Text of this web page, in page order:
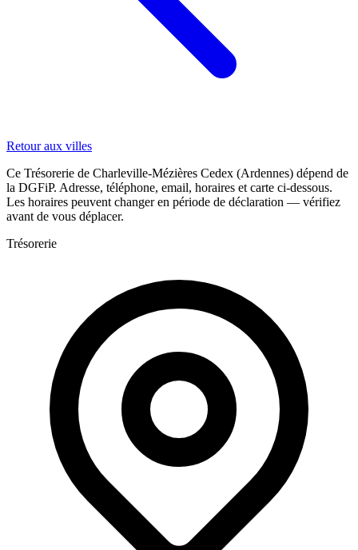
Retour aux villes
Ce Trésorerie de Charleville-Mézières Cedex (Ardennes) dépend de
la DGFiP. Adresse, téléphone, email, horaires et carte ci-dessous.
Les horaires peuvent changer en période de déclaration — vérifiez
avant de vous déplacer.
Trésorerie